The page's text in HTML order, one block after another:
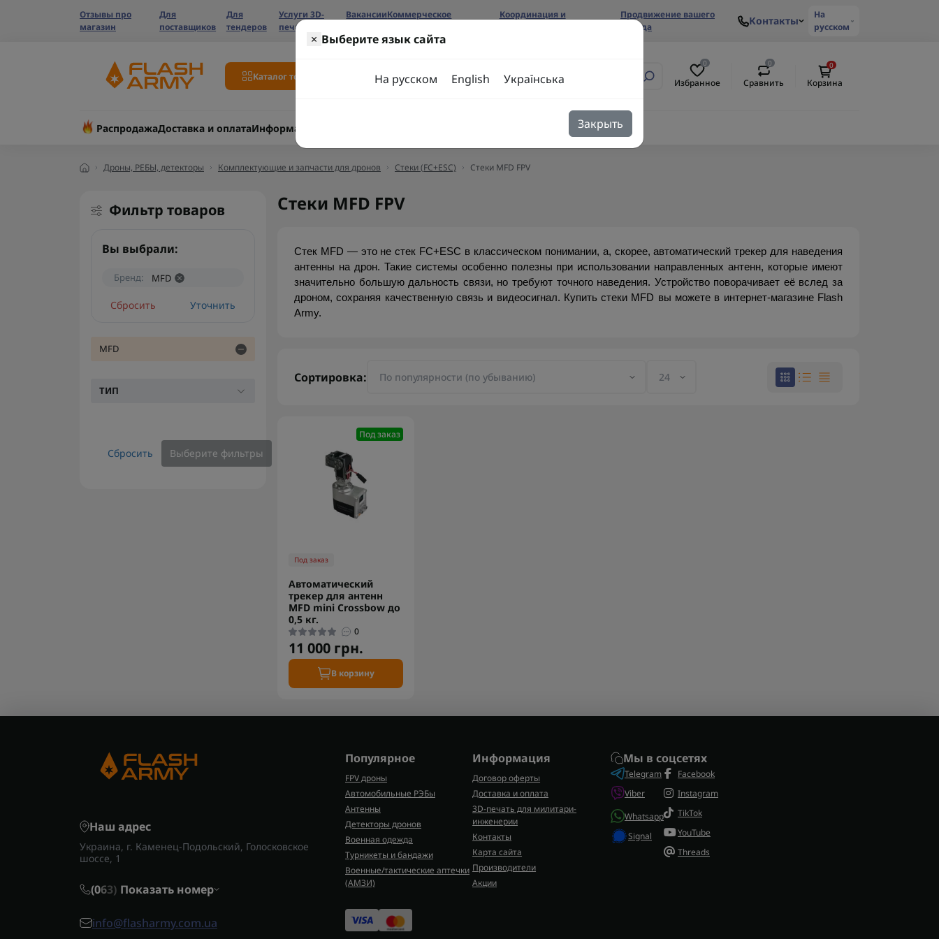
Отзывы про
магазин
Для
поставщиков
Для
тендеров
Услуги 3D-
печати
ВакансииКоммерческое
Координация и
Продвижение вашего
бренда
Контакты
На
русском
Каталог товаров
0
Избранное
0
Сравнить
0
Корзина
РаспродажаДоставка и оплатаИнформация
Дроны, РЕБЫ, детекторы Комплектующие и запчасти для дронов Стеки (FC+ESC) Стеки MFD FPV
× Выберите язык сайта
На русском English Українська
Закрыть
Фильтр товаров
Вы выбрали:
Бренд: MFD
Сбросить Уточнить
MFD
ТИП
Сбросить Выберите фильтры
Стеки MFD FPV
Стек MFD — это не стек FC+ESC в классическом понимании, а, скорее, автоматический трекер для наведения
антенны на дрон. Такие системы особенно полезны при использовании направленных антенн, которые имеют
значительно большую дальность связи, но требуют точного наведения. Устройство поворачивает её вслед за
дроном, сохраняя качественную связь и видеосигнал. Купить стеки MFD вы можете в интернет-магазине Flash
Army.
Сортировка:
Под заказ
Под заказ
Автоматический
трекер для антенн
MFD mini Crossbow до
0,5 кг.
0
11 000 грн.
В корзину
Наш адрес
Украина, г. Каменец-Подольский, Голосковское
шоссе, 1
(063) Показать номер
info@flasharmy.com.ua
Популярное
FPV дроны
Автомобильные РЭБы
Антенны
Детекторы дронов
Военная одежда
Турникеты и бандажи
Военные/тактические аптечки
(AMЗИ)
Информация
Договор оферты
Доставка и оплата
3D-печать для милитари-
инженерии
Контакты
Карта сайта
Производители
Акции
Мы в соцсетях
Telegram
Viber
Whatsapp
Signal
Facebook
Instagram
TikTok
YouTube
Threads